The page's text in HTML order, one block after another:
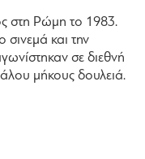
στη Ρώμη το 1983.
και την
σε διεθνή
μήκους δουλειά.